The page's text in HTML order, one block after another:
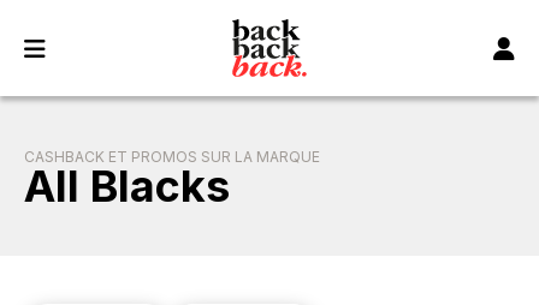
CASHBACK ET PROMOS SUR LA MARQUE
All Blacks